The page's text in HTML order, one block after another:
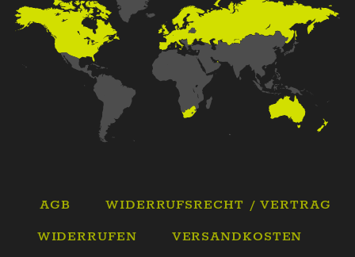
AGB
WIDERRUFSRECHT / VERTRAG
WIDERRUFEN
VERSANDKOSTEN